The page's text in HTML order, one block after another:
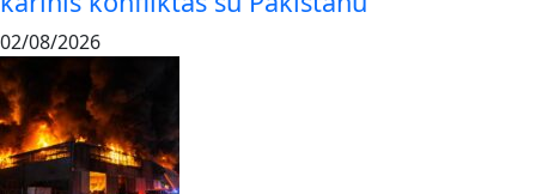
02/08/2026